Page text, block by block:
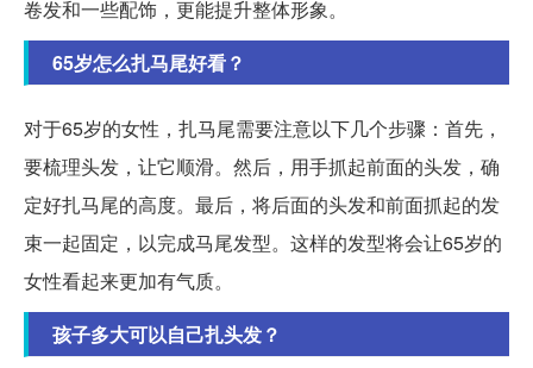
卷发和一些配饰，更能提升整体形象。
65岁怎么扎马尾好看？
对于65岁的女性，扎马尾需要注意以下几个步骤：首先，
要梳理头发，让它顺滑。然后，用手抓起前面的头发，确
定好扎马尾的高度。最后，将后面的头发和前面抓起的发
束一起固定，以完成马尾发型。这样的发型将会让65岁的
女性看起来更加有气质。
孩子多大可以自己扎头发？